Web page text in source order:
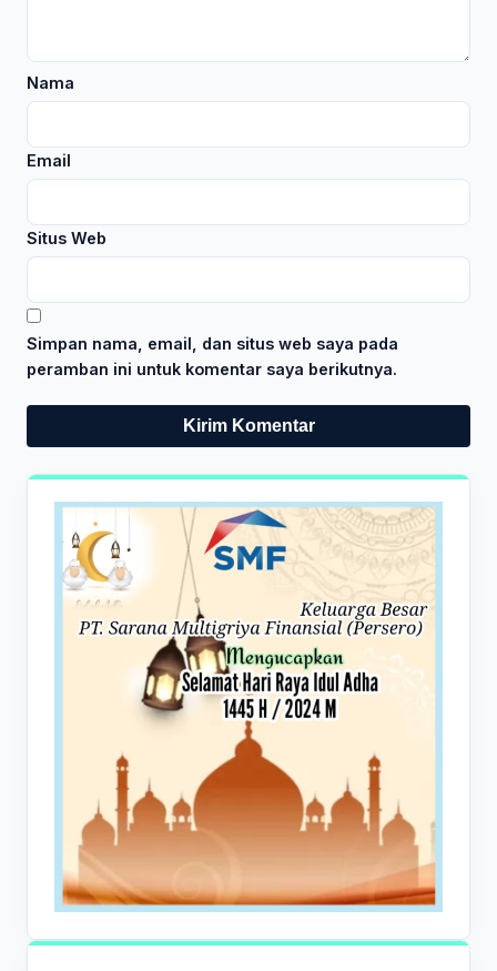
Nama
Email
Situs Web
Simpan nama, email, dan situs web saya pada
peramban ini untuk komentar saya berikutnya.